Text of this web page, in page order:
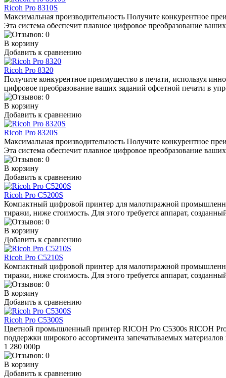
Ricoh Pro 8310S
Максимальная производительность Получите конкурентное
Эта система обеспечит плавное цифровое преобразование
В корзину
Добавить к сравнению
Ricoh Pro 8320
Получите конкурентное преимущество в печати, используя
цифровое преобразование ваших заданий офсетной печати в
В корзину
Добавить к сравнению
Ricoh Pro 8320S
Максимальная производительность Получите конкурентное
Эта система обеспечит плавное цифровое преобразование
В корзину
Добавить к сравнению
Ricoh Pro C5200S
Компактный цифровой принтер для малотиражной
тиражи, ниже стоимость. Для этого требуется аппарат,
В корзину
Добавить к сравнению
Ricoh Pro C5210S
Компактный цифровой принтер для малотиражной
тиражи, ниже стоимость. Для этого требуется аппарат,
В корзину
Добавить к сравнению
Ricoh Pro C5300S
Цветной промышленный принтер RICOH Pro C5300s RICOH Pro
поддержки широкого ассортимента запечатываемых
1 280 000p
В корзину
Добавить к сравнению